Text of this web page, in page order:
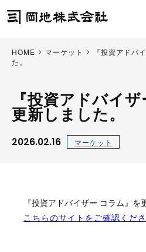
HOME マーケット
『投資アドバ
た。
『投資アドバイ
更新しました。
2026.02.16 マーケット
『投資アドバイザー コラム』を
こちらのサイトをご確認くだ